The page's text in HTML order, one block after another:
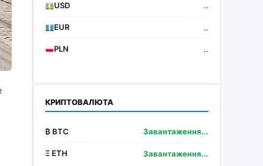
USD ..
EUR ..
PLN ..
КРИПТОВАЛЮТА
₿ BTC Завантаження...
Ξ ETH Завантаження...